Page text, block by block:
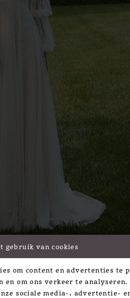
Click to zoom
Click to zoom
SHARE:
gebruik van cookies
om content en advertenties te
en om ons verkeer te
sociale media-, advertentie-